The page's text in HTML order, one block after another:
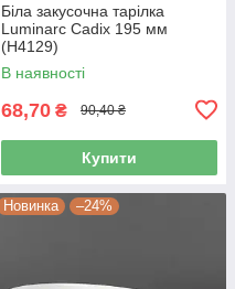
Біла закусочна тарілка
Luminarc Cadix 195 мм
(Н4129)
В наявності
68,70 ₴ 90,40 ₴
Купити
Новинка –24%